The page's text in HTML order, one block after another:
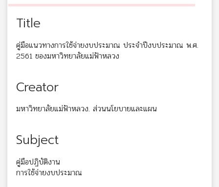
Title
คู่มือแนวทางการใช้จ่ายงบประมาณ ประจำปีงบประมาณ พ.ศ.
2561 ของมหาวิทยาลัยแม่ฟ้าหลวง
Creator
มหาวิทยาลัยแม่ฟ้าหลวง. ส่วนนโยบายและแผน
Subject
คู่มือปฏิบัติงาน
การใช้จ่ายงบประมาณ